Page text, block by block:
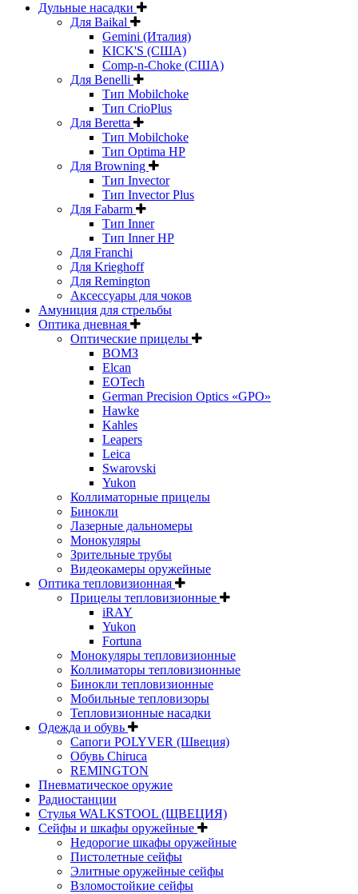
Дульные насадки
Для Baikal
Gemini (Италия)
KICK'S (США)
Comp-n-Choke (США)
Для Benelli
Тип Mobilchoke
Тип CrioPlus
Для Beretta
Тип Mobilchoke
Тип Optima HP
Для Browning
Тип Invector
Тип Invector Plus
Для Fabarm
Тип Inner
Тип Inner HP
Для Franchi
Для Krieghoff
Для Remington
Аксессуары для чоков
Амуниция для стрельбы
Оптика дневная
Оптические прицелы
ВОМЗ
Elcan
EOTech
German Precision Optics «GPO»
Hawke
Kahles
Leapers
Leica
Swarovski
Yukon
Коллиматорные прицелы
Бинокли
Лазерные дальномеры
Монокуляры
Зрительные трубы
Видеокамеры оружейные
Оптика тепловизионная
Прицелы тепловизионные
iRAY
Yukon
Fortuna
Монокуляры тепловизионные
Коллиматоры тепловизионные
Бинокли тепловизионные
Мобильные тепловизоры
Тепловизионные насадки
Одежда и обувь
Сапоги POLYVER (Швеция)
Обувь Chiruca
REMINGTON
Пневматическое оружие
Радиостанции
Стулья WALKSTOOL (ЩВЕЦИЯ)
Сейфы и шкафы оружейные
Недорогие шкафы оружейные
Пистолетные сейфы
Элитные оружейные сейфы
Взломостойкие сейфы